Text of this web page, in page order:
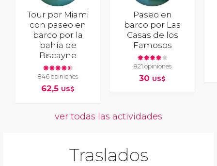
Tour por Miami
con paseo en
barco por la
bahía de
Biscayne
846 opiniones
62,5 US$
Paseo en
barco por Las
Casas de los
Famosos
821 opiniones
30 US$
ver todas las actividades
Traslados